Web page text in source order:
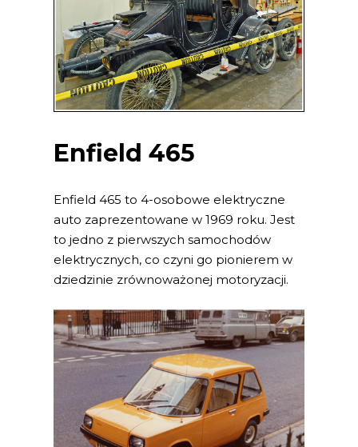
Enfield 465
Enfield 465 to 4-osobowe elektryczne
auto zaprezentowane w 1969 roku. Jest
to jedno z pierwszych samochodów
elektrycznych, co czyni go pionierem w
dziedzinie zrównoważonej motoryzacji.